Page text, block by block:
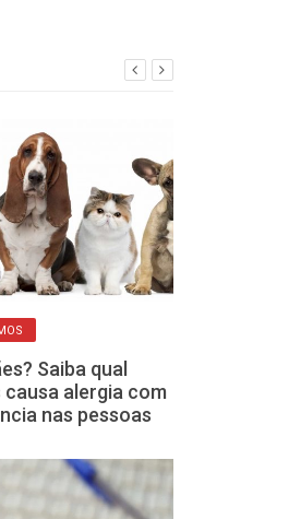
Saiba qual
causa alergia com
nas pessoas